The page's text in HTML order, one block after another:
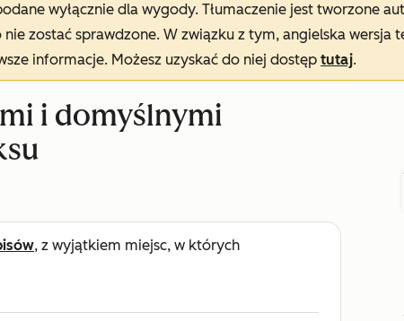
wyłącznie dla wygody. Tłumaczenie jest tworzone
zostać sprawdzone. W związku z tym, angielska wersja
informacje. Możesz uzyskać do niej dostęp tutaj.
i domyślnymi
, z wyjątkiem miejsc, w których